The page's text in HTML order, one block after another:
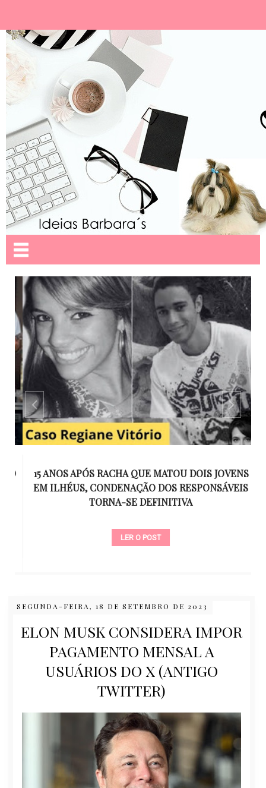
15 ANOS APÓS RACHA QUE MATOU DOIS JOVENS
EM ILHÉUS, CONDENAÇÃO DOS RESPONSÁVEIS
TORNA-SE DEFINITIVA
LER O POST
SEGUNDA-FEIRA, 18 DE SETEMBRO DE 2023
ELON MUSK CONSIDERA IMPOR
PAGAMENTO MENSAL A
USUÁRIOS DO X (ANTIGO
TWITTER)